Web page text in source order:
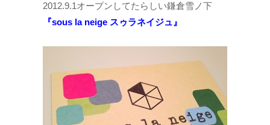
2012.9.1オープンしてたらしい鎌倉雪ノ下
『sous la neige スゥラネイジュ』